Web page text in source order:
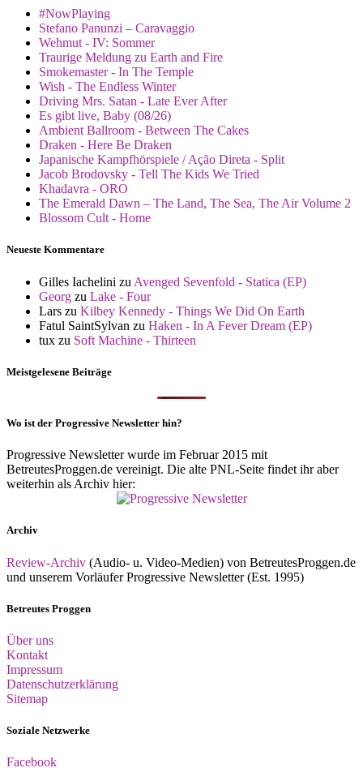
#NowPlaying
Stefano Panunzi – Caravaggio
Wehmut - IV: Sommer
Traurige Meldung zu Earth and Fire
Smokemaster - In The Temple
Wish - The Endless Winter
Driving Mrs. Satan - Late Ever After
Es gibt live, Baby (08/26)
Ambient Ballroom - Between The Cakes
Draken - Here Be Draken
Japanische Kampfhörspiele / Ação Direta - Split
Jacob Brodovsky - Tell The Kids We Tried
Khadavra - ORO
The Emerald Dawn – The Land, The Sea, The Air Volume 2
Blossom Cult - Home
Neueste Kommentare
Gilles Iachelini zu Avenged Sevenfold - Statica (EP)
Georg zu Lake - Four
Lars zu Kilbey Kennedy - Things We Did On Earth
Fatul SaintSylvan zu Haken - In A Fever Dream (EP)
tux zu Soft Machine - Thirteen
Meistgelesene Beiträge
Wo ist der Progressive Newsletter hin?
Progressive Newsletter wurde im Februar 2015 mit
BetreutesProggen.de vereinigt. Die alte PNL-Seite findet ihr aber
weiterhin als Archiv hier:
Archiv
Review-Archiv (Audio- u. Video-Medien) von BetreutesProggen.de
und unserem Vorläufer Progressive Newsletter (Est. 1995)
Betreutes Proggen
Über uns
Kontakt
Impressum
Datenschutzerklärung
Sitemap
Soziale Netzwerke
Facebook